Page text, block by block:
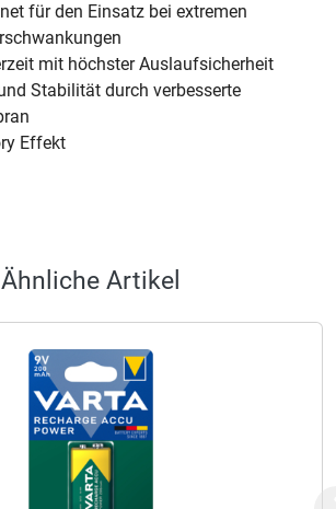
für den Einsatz bei extremen
mit höchster Auslaufsicherheit
Stabilität durch verbesserte
Effekt
Ähnliche Artikel